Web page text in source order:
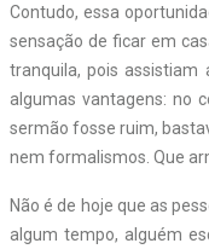
Contudo, essa
sensação de ficar em
tranquila, pois assistiam
algumas vantagens: no
sermão fosse ruim,
nem formalismos. Que
Não é de hoje que as
algum tempo, alguém